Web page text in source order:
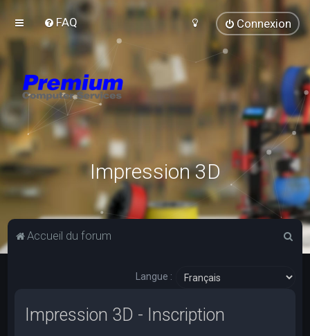
FAQ Connexion
Impression 3D
Accueil du forum
Langue :
Impression 3D - Inscription